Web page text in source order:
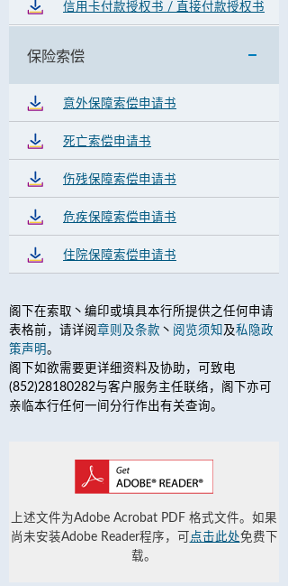
信用卡付款授权书 / 直接付款授权书
保险索偿
意外保障索偿申请书
死亡索偿申请书
伤残保障索偿申请书
危疾保障索偿申请书
住院保障索偿申请书
阁下在索取丶编印或填具本行所提供之任何申请
表格前，请详阅 章则及条款 丶 阅览须知 及私隐政
策声明。
阁下如欲需要更详细资料及协助，可致电
(852)28180282与客户服务主任联络，阁下亦可
亲临本行任何一间分行作出有关查询。
上述文件为Adobe Acrobat PDF 格式文件。如果
尚未安装Adobe Reader程序，可 点击此处免费下
载。